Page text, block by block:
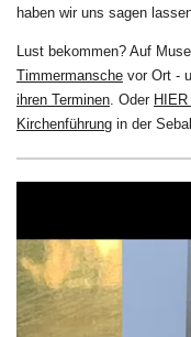
haben wir uns sagen
Lust bekommen? Auf
Timmermansche vor Ort -
ihren Terminen . Oder
Kirchenführung in der